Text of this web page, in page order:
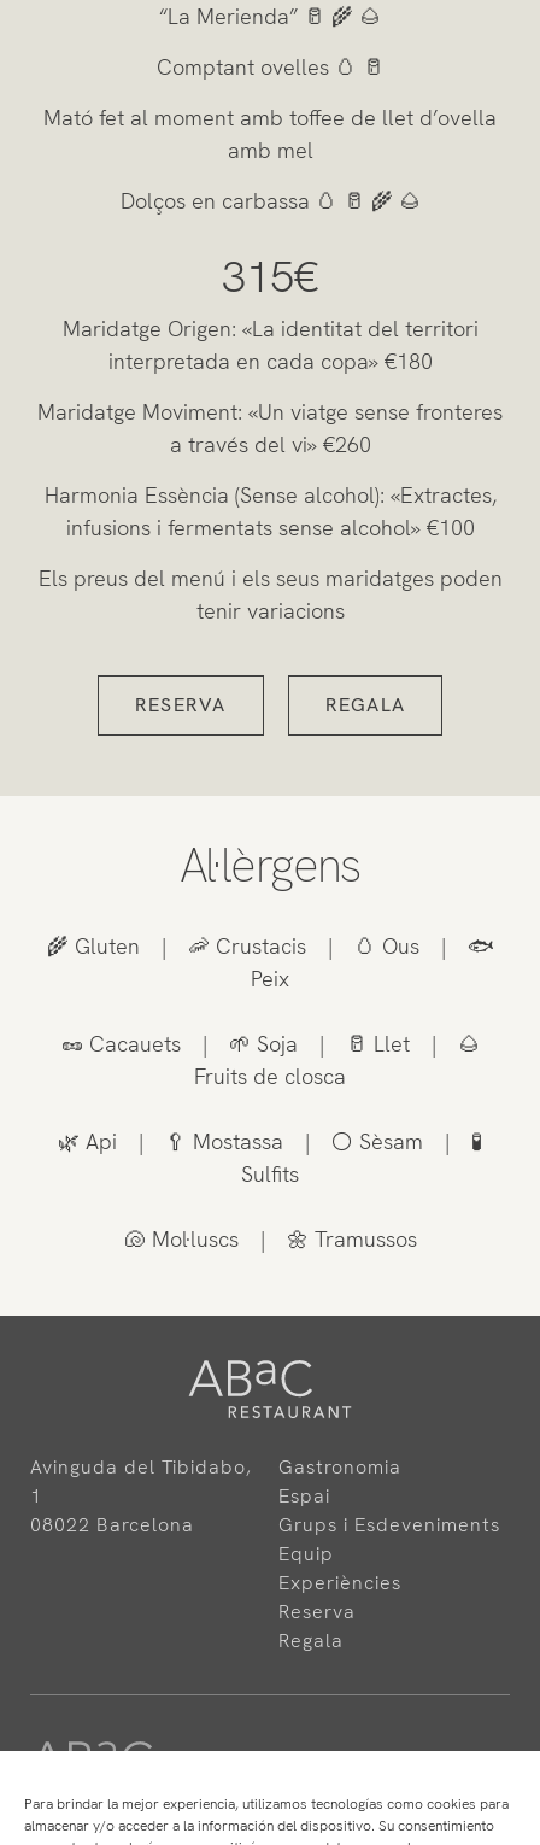
Para brindar la mejor experiencia, utilizamos tecnologías como cookies para
almacenar y/o acceder a la información del dispositivo. Su consentimiento
“La Merienda” 🥛 🌾 🌰
Comptant ovelles 🥚 🥛
Mató fet al moment amb toffee de llet d’ovella
amb mel
Dolços en carbassa 🥚 🥛 🌾 🌰
315€
Maridatge Origen: «La identitat del territori
interpretada en cada copa» €180
Maridatge Moviment: «Un viatge sense fronteres
a través del vi» €260
Harmonia Essència (Sense alcohol): «Extractes,
infusions i fermentats sense alcohol» €100
Els preus del menú i els seus maridatges poden
tenir variacions
RESERVA REGALA
Al·lèrgens
🌾 Gluten | 🦐 Crustacis | 🥚 Ous | 🐟
Peix
🥜 Cacauets | 🌱 Soja | 🥛 Llet | 🌰
Fruits de closca
🌿 Api | 🥄 Mostassa | ⚪ Sèsam | 🧪
Sulfits
🐚 Mol·luscs | 🌼 Tramussos
Avinguda del Tibidabo,
1
08022 Barcelona
Gastronomia
Espai
Grups i Esdeveniments
Equip
Experiències
Reserva
Regala